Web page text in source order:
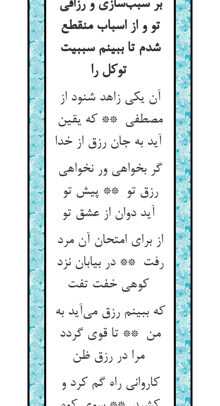
بر سبب‌سازی و رزاقی
تو و از اسباب منقطع
شدم تا ببینم سببیت
توکل را
آن یکی زاهد شنود از
مصطفی ** که یقین
گر بخواهی ور نخواهی
رزق تو ** پیش تو
از برای امتحان آن مرد
رفت ** در بیابان نزد
که ببینم رزق می‌آید به
من ** تا قوی گردد
مرا در رزق ظن
کاروانی راه گم کرد و